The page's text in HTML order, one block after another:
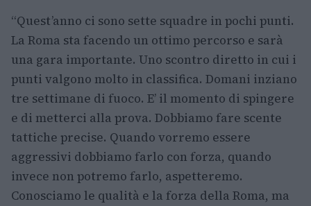
“Quest’anno ci sono sette squadre in pochi punti.
La Roma sta facendo un ottimo percorso e sarà
una gara importante. Uno scontro diretto in cui i
punti valgono molto in classifica. Domani inziano
tre settimane di fuoco. E’ il momento di spingere
e di metterci alla prova. Dobbiamo fare scente
tattiche precise. Quando vorremo essere
aggressivi dobbiamo farlo con forza, quando
invece non potremo farlo, aspetteremo.
Conosciamo le qualità e la forza della Roma, ma